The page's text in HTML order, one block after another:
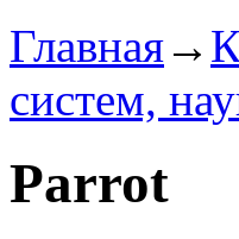
Главная→
систем,
Parrot